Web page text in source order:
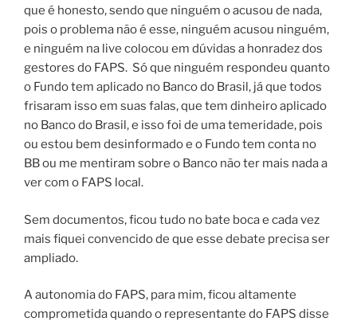
que é honesto, sendo que ninguém o acusou de nada,
pois o problema não é esse, ninguém acusou ninguém,
e ninguém na live colocou em dúvidas a honradez dos
gestores do FAPS. Só que ninguém respondeu quanto
o Fundo tem aplicado no Banco do Brasil, já que todos
frisaram isso em suas falas, que tem dinheiro aplicado
no Banco do Brasil, e isso foi de uma temeridade, pois
ou estou bem desinformado e o Fundo tem conta no
BB ou me mentiram sobre o Banco não ter mais nada a
ver com o FAPS local.
Sem documentos, ficou tudo no bate boca e cada vez
mais fiquei convencido de que esse debate precisa ser
ampliado.
A autonomia do FAPS, para mim, ficou altamente
comprometida quando o representante do FAPS disse